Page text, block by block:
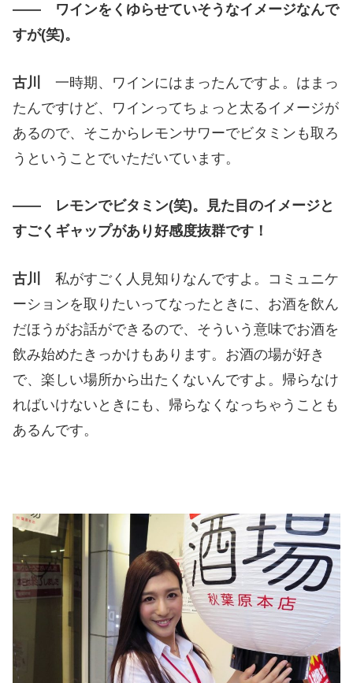
―― ワインをくゆらせていそうなイメージなんで
すが(笑)。
古川
一時期、ワインにはまったんですよ。はまっ
たんですけど、ワインってちょっと太るイメージが
あるので、そこからレモンサワーでビタミンも取ろ
うということでいただいています。
―― レモンでビタミン(笑)。見た目のイメージと
すごくギャップがあり好感度抜群です！
古川
私がすごく人見知りなんですよ。コミュニケ
ーションを取りたいってなったときに、お酒を飲ん
だほうがお話ができるので、そういう意味でお酒を
飲み始めたきっかけもあります。お酒の場が好き
で、楽しい場所から出たくないんですよ。帰らなけ
ればいけないときにも、帰らなくなっちゃうことも
あるんです。